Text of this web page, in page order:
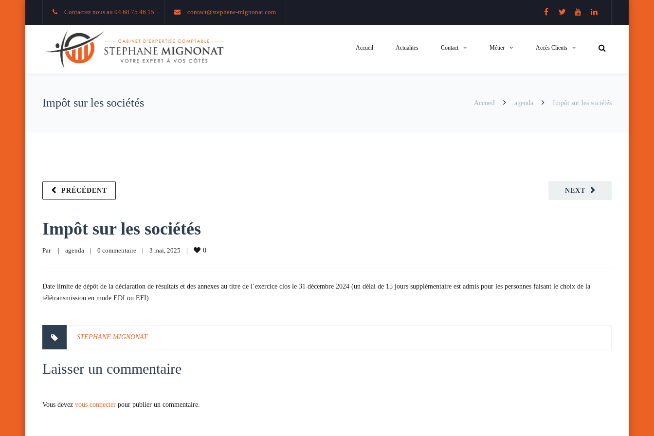
Contactez nous au 04.68.75.46.15 contact@stephane-mignonat.com
Accueil Actualites Contact Métier Accès Clients
Impôt sur les sociétés Accueil agenda Impôt sur les sociétés
NEXT
PRÉCÉDENT
Impôt sur les sociétés
Par | agenda | 0 commentaire | 3 mai, 2025 | 0
Date limite de dépôt de la déclaration de résultats et des annexes au titre de l’exercice clos le 31 décembre 2024 (un délai de 15 jours supplémentaire est admis pour les personnes faisant le choix de la
télétransmission en mode EDI ou EFI)
STEPHANE MIGNONAT
Laisser un commentaire
Vous devez vous connecter pour publier un commentaire.